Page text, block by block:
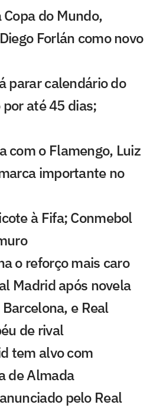
do Mundo,
Forlán como novo
parar calendário do
até 45 dias;
com o Flamengo, Luiz
importante no
à Fifa; Conmebol
o reforço mais caro
Madrid após novela
e Real
de rival
tem alvo com
de Almada
pelo Real